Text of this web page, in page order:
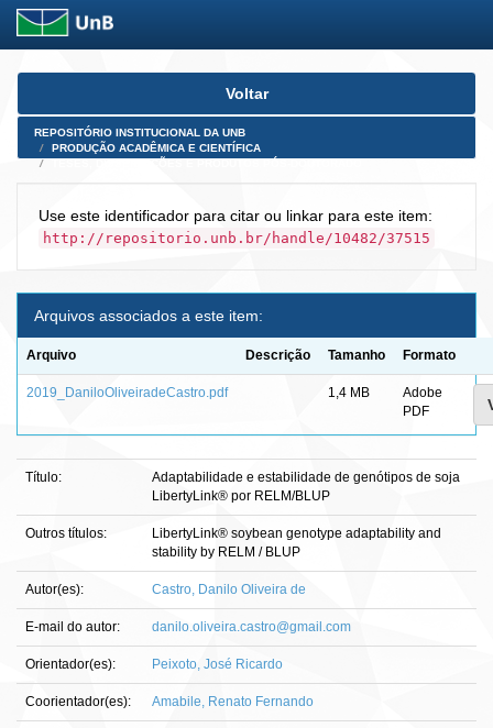
Skip
Voltar
REPOSITÓRIO INSTITUCIONAL DA UNB
PRODUÇÃO ACADÊMICA E CIENTÍFICA
Use este identificador para citar ou linkar para este item:
http://repositorio.unb.br/handle/10482/37515
Arquivos associados a este item:
Arquivo Descrição Tamanho Formato
2019_DaniloOliveiradeCastro.pdf 1,4 MB
Adobe
PDF
Título:
Adaptabilidade e estabilidade de genótipos de soja
LibertyLink® por RELM/BLUP
Outros títulos:
LibertyLink® soybean genotype adaptability and
stability by RELM / BLUP
Autor(es): Castro, Danilo Oliveira de
E-mail do autor: danilo.oliveira.castro@gmail.com
Orientador(es): Peixoto, José Ricardo
Coorientador(es): Amabile, Renato Fernando